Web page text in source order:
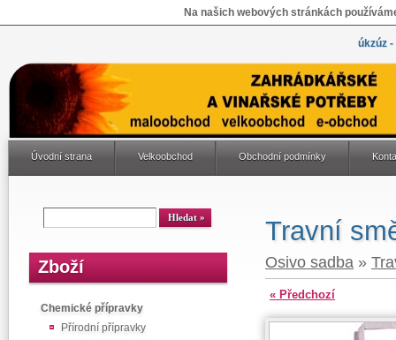
Na našich webových stránkách
úkzúz
Úvodní strana Velkoobchod Obchodní podmínky
Zboží
Chemické přípravky
Přírodní přípravky
Travní
Osivo sadba »
« Předchozí